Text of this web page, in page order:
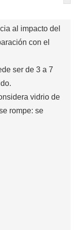
al impacto del
con el
ser de 3 a 7
vidrio de
rompe: se